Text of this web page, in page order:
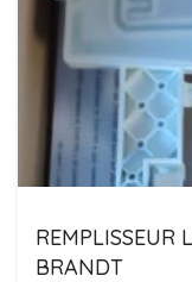
REMPLISSEUR
BRANDT